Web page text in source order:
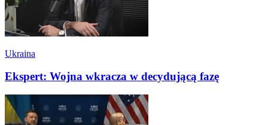
Ukraina
Ekspert: Wojna wkracza w decydującą fazę